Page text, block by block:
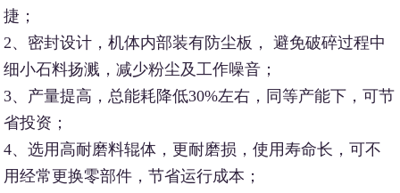
捷；
2、密封设计，机体内部装有防尘板， 避免破碎过程中
细小石料扬溅，减少粉尘及工作噪音；
3、产量提高，总能耗降低30%左右，同等产能下，可节
省投资；
4、选用高耐磨料辊体，更耐磨损，使用寿命长，可不
用经常更换零部件，节省运行成本；